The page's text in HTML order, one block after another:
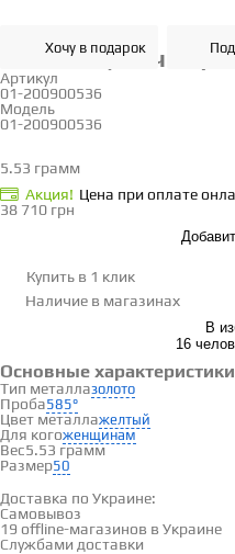
Хочу в подарок
Золотая цепочка
Артикул
01-200900536
Модель
01-200900536
5.53 грамм
Акция! Цена при оплате
38 710 грн
Купить в 1 клик
Наличие в магазинах
В
16
Основные характеристики
Тип металлазолото
Проба585°
Цвет металлажелтый
Для когоженщинам
Вес5.53 грамм
Размер50
Доставка и оплата
Доставка по Украине:
Самовывоз
19 offline-магазинов в Украине
Службами доставки